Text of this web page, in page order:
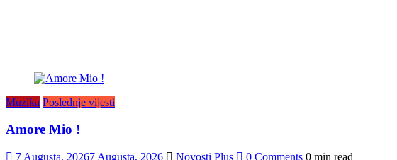
Muzika Poslednje vijesti
Amore Mio !
7 Augusta, 20267 Augusta, 2026 Novosti Plus 0 Comments 0 min read